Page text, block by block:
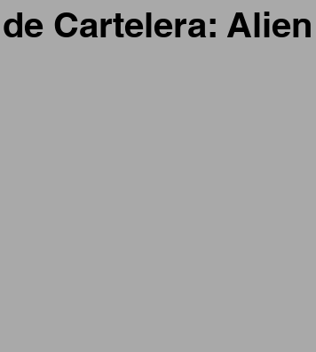
Cartelera: Alien